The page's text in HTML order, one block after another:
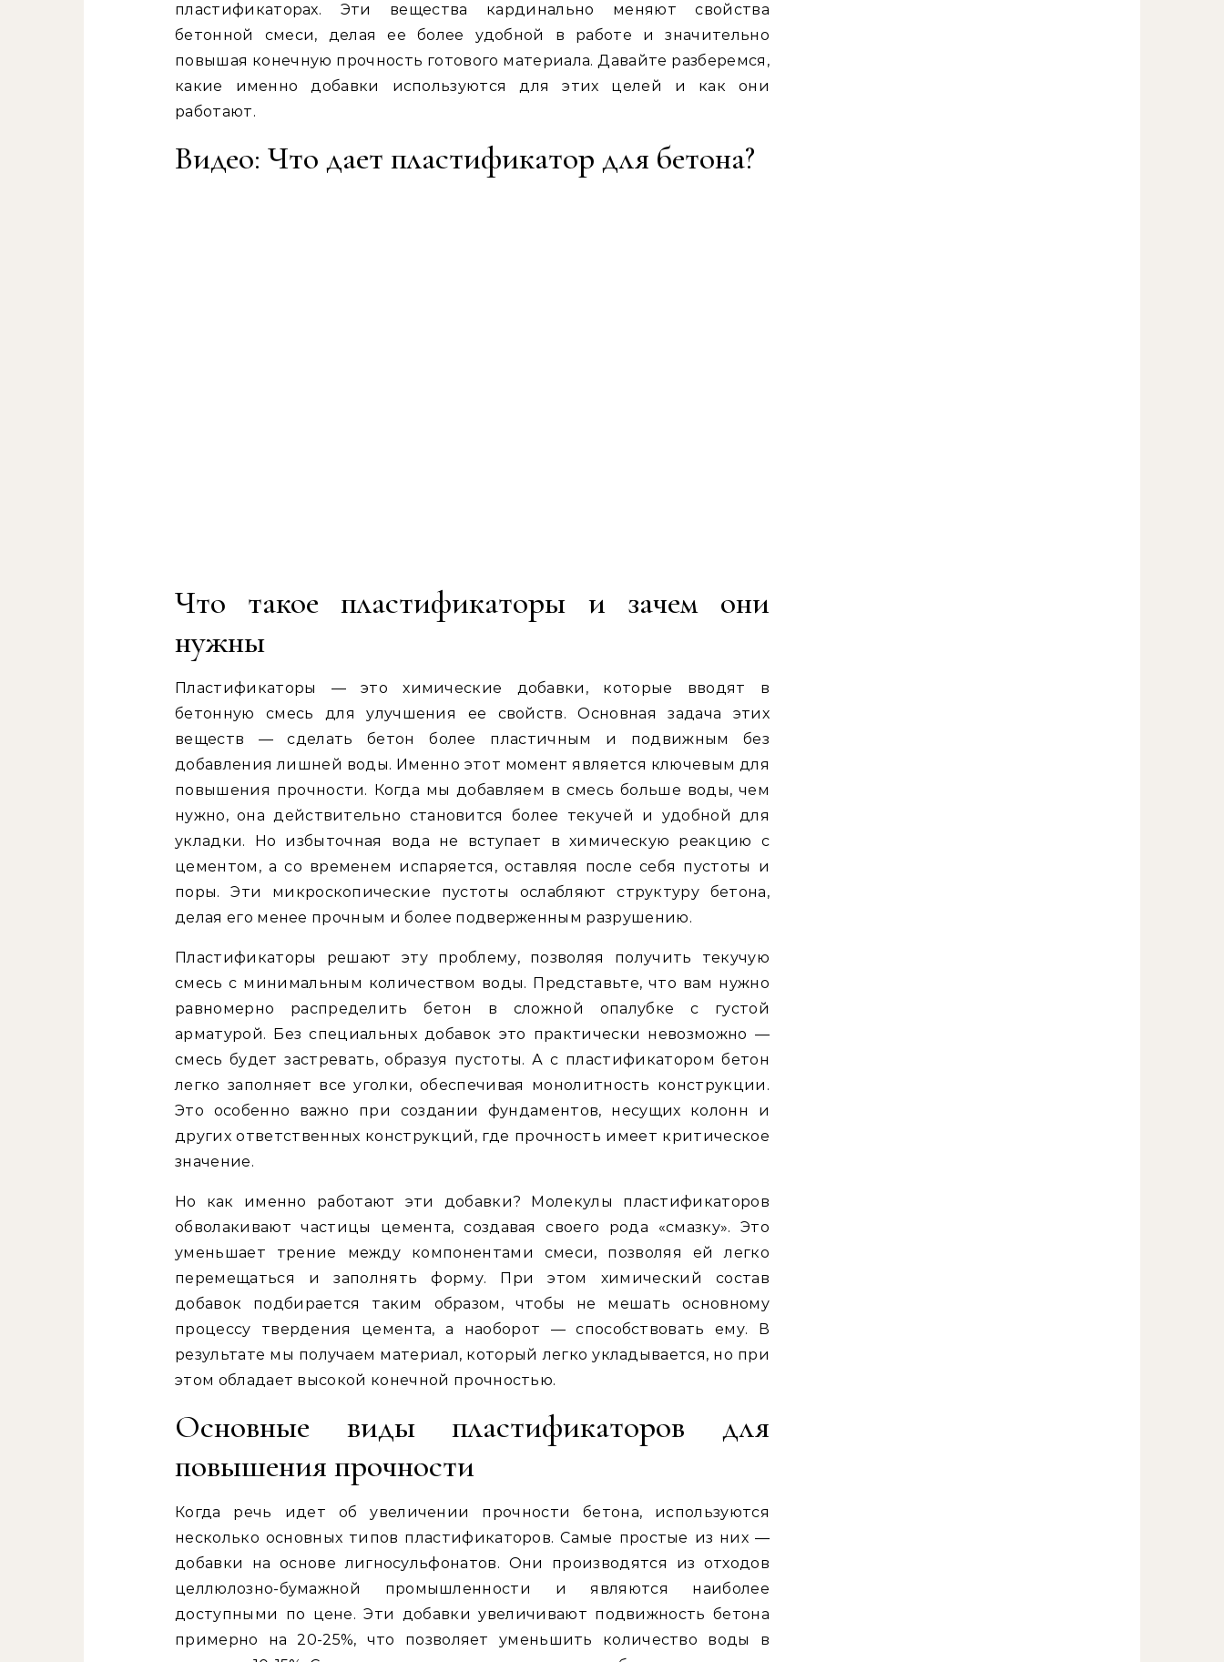
пластификаторах. Эти вещества кардинально меняют свойства
бетонной смеси, делая ее более удобной в работе и значительно
повышая конечную прочность готового материала. Давайте разберемся,
какие именно добавки используются для этих целей и как они
работают.
Видео: Что дает пластификатор для бетона?
Что такое пластификаторы и зачем они
нужны
Пластификаторы — это химические добавки, которые вводят в
бетонную смесь для улучшения ее свойств. Основная задача этих
веществ — сделать бетон более пластичным и подвижным без
добавления лишней воды. Именно этот момент является ключевым для
повышения прочности. Когда мы добавляем в смесь больше воды, чем
нужно, она действительно становится более текучей и удобной для
укладки. Но избыточная вода не вступает в химическую реакцию с
цементом, а со временем испаряется, оставляя после себя пустоты и
поры. Эти микроскопические пустоты ослабляют структуру бетона,
делая его менее прочным и более подверженным разрушению.
Пластификаторы решают эту проблему, позволяя получить текучую
смесь с минимальным количеством воды. Представьте, что вам нужно
равномерно распределить бетон в сложной опалубке с густой
арматурой. Без специальных добавок это практически невозможно —
смесь будет застревать, образуя пустоты. А с пластификатором бетон
легко заполняет все уголки, обеспечивая монолитность конструкции.
Это особенно важно при создании фундаментов, несущих колонн и
других ответственных конструкций, где прочность имеет критическое
значение.
Но как именно работают эти добавки? Молекулы пластификаторов
обволакивают частицы цемента, создавая своего рода «смазку». Это
уменьшает трение между компонентами смеси, позволяя ей легко
перемещаться и заполнять форму. При этом химический состав
добавок подбирается таким образом, чтобы не мешать основному
процессу твердения цемента, а наоборот — способствовать ему. В
результате мы получаем материал, который легко укладывается, но при
этом обладает высокой конечной прочностью.
Основные виды пластификаторов для
повышения прочности
Когда речь идет об увеличении прочности бетона, используются
несколько основных типов пластификаторов. Самые простые из них —
добавки на основе лигносульфонатов. Они производятся из отходов
целлюлозно-бумажной промышленности и являются наиболее
доступными по цене. Эти добавки увеличивают подвижность бетона
примерно на 20-25%, что позволяет уменьшить количество воды в